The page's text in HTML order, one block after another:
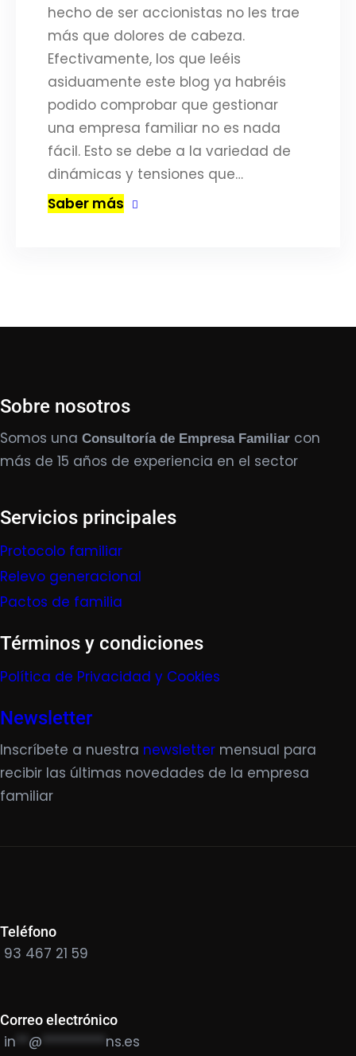
hecho de ser accionistas no les trae
más que dolores de cabeza.
Efectivamente, los que leéis
asiduamente este blog ya habréis
podido comprobar que gestionar
una empresa familiar no es nada
fácil. Esto se debe a la variedad de
dinámicas y tensiones que…
Saber más
Sobre nosotros
Somos una Consultoría de Empresa Familiar con
más de 15 años de experiencia en el sector
Servicios principales
Protocolo familiar
Relevo generacional
Pactos de familia
Términos y condiciones
Política de Privacidad y Cookies
Newsletter
Inscríbete a nuestra newsletter mensual para
recibir las últimas novedades de la empresa
familiar
Teléfono
93 467 21 59
Correo electrónico
in @ ********** ns.es